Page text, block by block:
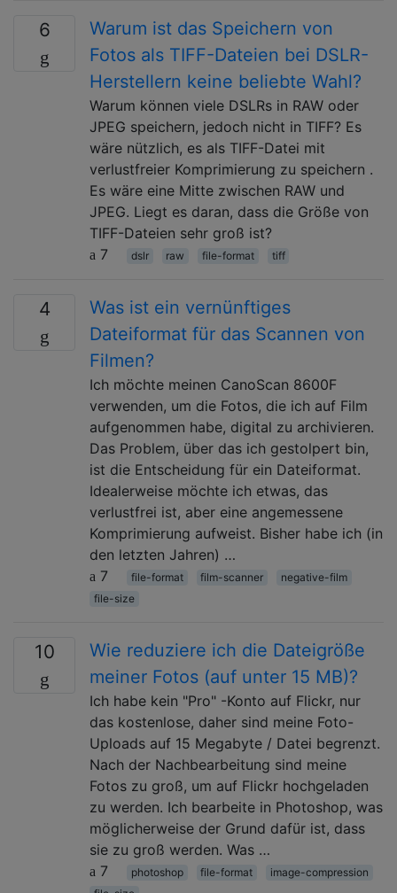
6
Warum ist das Speichern von
Fotos als TIFF-Dateien bei DSLR-
Herstellern keine beliebte Wahl?
Warum können viele DSLRs in RAW oder
JPEG speichern, jedoch nicht in TIFF? Es
wäre nützlich, es als TIFF-Datei mit
verlustfreier Komprimierung zu speichern .
Es wäre eine Mitte zwischen RAW und
JPEG. Liegt es daran, dass die Größe von
TIFF-Dateien sehr groß ist?
7
dslr raw file-format tiff
4
Was ist ein vernünftiges
Dateiformat für das Scannen von
Filmen?
Ich möchte meinen CanoScan 8600F
verwenden, um die Fotos, die ich auf Film
aufgenommen habe, digital zu archivieren.
Das Problem, über das ich gestolpert bin,
ist die Entscheidung für ein Dateiformat.
Idealerweise möchte ich etwas, das
verlustfrei ist, aber eine angemessene
Komprimierung aufweist. Bisher habe ich (in
den letzten Jahren) …
7
file-format film-scanner
negative-film
file-size
10
Wie reduziere ich die Dateigröße
meiner Fotos (auf unter 15 MB)?
Ich habe kein "Pro" -Konto auf Flickr, nur
das kostenlose, daher sind meine Foto-
Uploads auf 15 Megabyte / Datei begrenzt.
Nach der Nachbearbeitung sind meine
Fotos zu groß, um auf Flickr hochgeladen
zu werden. Ich bearbeite in Photoshop, was
möglicherweise der Grund dafür ist, dass
sie zu groß werden. Was …
7
photoshop file-format
image-compression